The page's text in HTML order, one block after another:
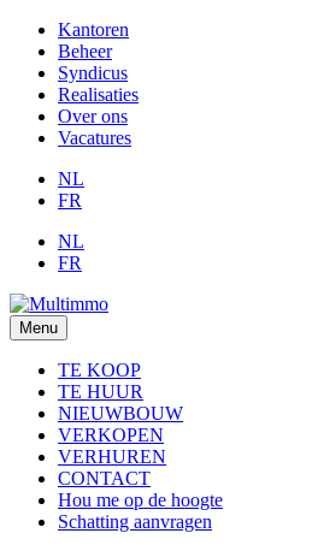
Kantoren
Beheer
Syndicus
Realisaties
Over ons
Vacatures
NL
FR
NL
FR
Menu
TE KOOP
TE HUUR
NIEUWBOUW
VERKOPEN
VERHUREN
CONTACT
Hou me op de hoogte
Schatting aanvragen